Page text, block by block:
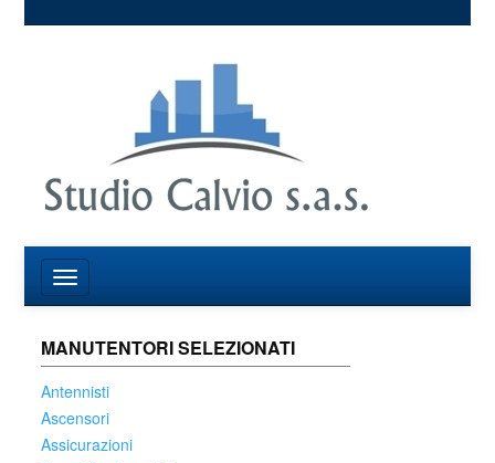
MANUTENTORI SELEZIONATI
Antennisti
Ascensori
Assicurazioni